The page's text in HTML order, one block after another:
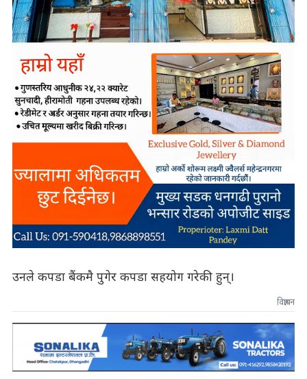
उनले कपडा बैंकमै पुगेर कपडा सहयोग गरेकी हुन्।
विज्ञापन